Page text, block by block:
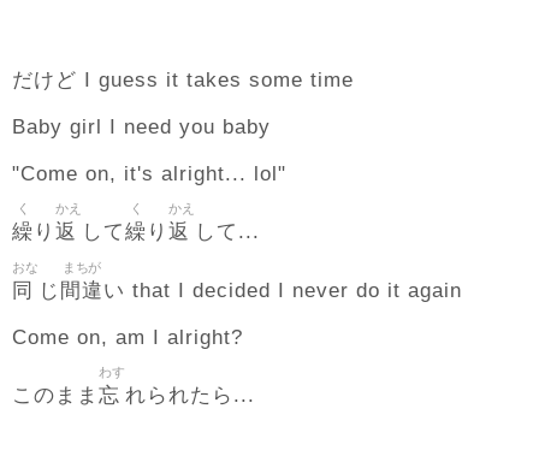
だけど I guess it takes some time
Baby girl I need you baby
"Come on, it's alright... lol"
繰
く
り 返
かえ
して繰
く
り 返
かえ
して...
同
おな
じ 間違
まちが
い that I decided I never do it again
Come on, am I alright?
このまま 忘
わす
れられたら...